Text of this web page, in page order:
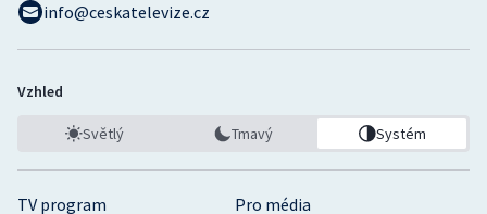
TV program Pro média
info@ceskatelevize.cz
Vzhled
Světlý Tmavý Systém